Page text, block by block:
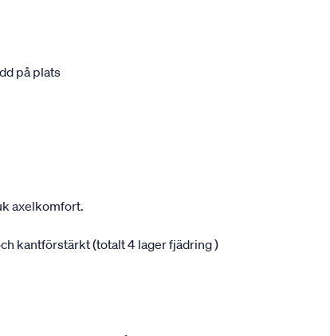
på plats
axelkomfort.
kantförstärkt (totalt 4 lager fjädring )